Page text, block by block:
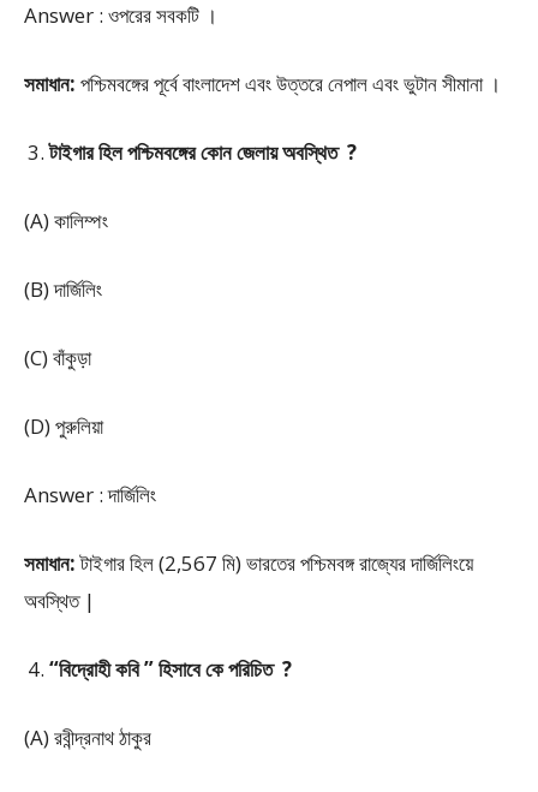
Answer : ওপরের সবকটি ।
সমাধান: পশ্চিমবঙ্গের পূর্বে বাংলাদেশ এবং উত্তরে নেপাল এবং ভুটান সীমানা ।
টাইগার হিল পশ্চিমবঙ্গের কোন জেলায় অবস্থিত ?
(A) কালিম্পং
(B) দার্জিলিং
(C) বাঁকুড়া
(D) পুরুলিয়া
Answer : দার্জিলিং
সমাধান:টাইগার হিল (2,567 মি) ভারতের পশ্চিমবঙ্গ রাজ্যের দার্জিলিংয়ে
অবস্থিত |
“বিদ্রোহী কবি ” হিসাবে কে পরিচিত ?
(A) রবীন্দ্রনাথ ঠাকুর